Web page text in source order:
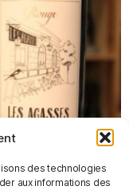
des technologies
aux informations des